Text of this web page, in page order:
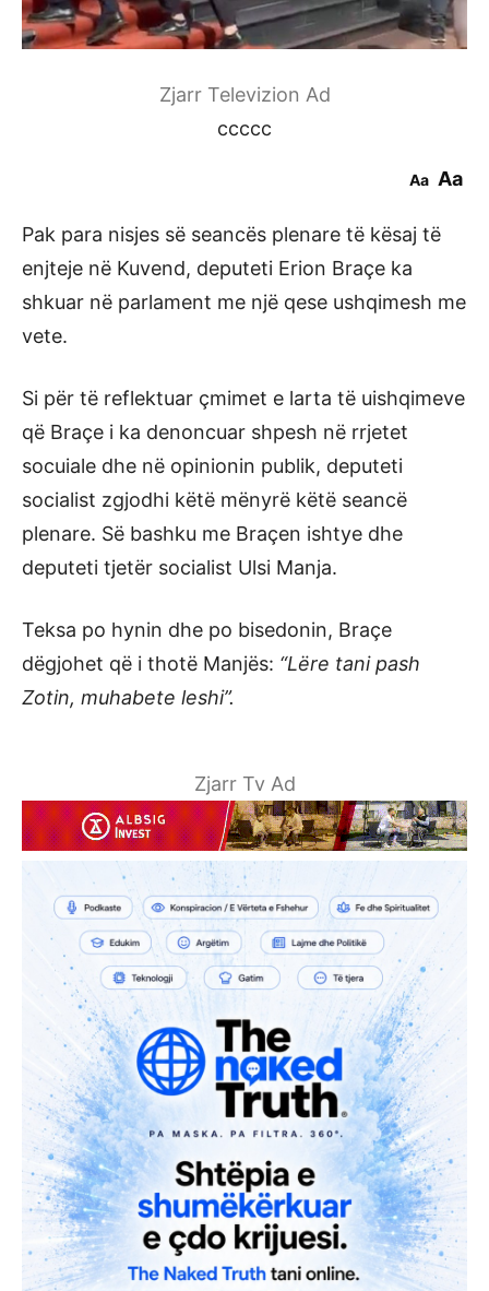
Zjarr Televizion Ad
ccccc
Aa Aa
Pak para nisjes së seancës plenare të kësaj të
enjteje në Kuvend, deputeti Erion Braçe ka
shkuar në parlament me një qese ushqimesh me
vete.
Si për të reflektuar çmimet e larta të uishqimeve
që Braçe i ka denoncuar shpesh në rrjetet
socuiale dhe në opinionin publik, deputeti
socialist zgjodhi këtë mënyrë këtë seancë
plenare. Së bashku me Braçen ishtye dhe
deputeti tjetër socialist Ulsi Manja.
Teksa po hynin dhe po bisedonin, Braçe
dëgjohet që i thotë Manjës: “Lëre tani pash
Zotin, muhabete leshi”.
Zjarr Tv Ad